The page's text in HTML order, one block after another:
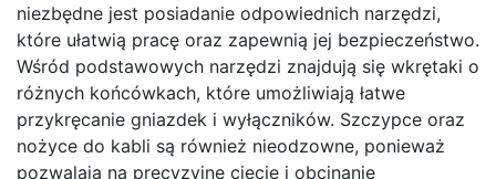
niezbędne jest posiadanie odpowiednich narzędzi,
które ułatwią pracę oraz zapewnią jej bezpieczeństwo.
Wśród podstawowych narzędzi znajdują się wkrętaki o
różnych końcówkach, które umożliwiają łatwe
przykręcanie gniazdek i wyłączników. Szczypce oraz
nożyce do kabli są również nieodzowne, ponieważ
pozwalają na precyzyjne cięcie i obcinanie